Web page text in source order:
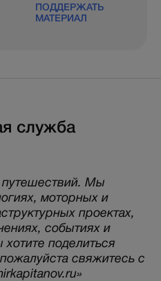
ПОДДЕРЖАТЬ
МАТЕРИАЛ
служба
Мы
моторных и
проектах,
событиях и
поделиться
свяжитесь с